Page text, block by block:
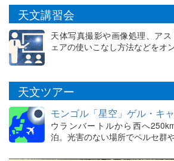
天文講習会
天体写真撮影や画像処理、ア
ェアの使いこなし方法などをオ
天文ツアー
モンゴル「星空」ゲル・キ
ウランバートルから西へ
泊。光害のない場所でペルセ群